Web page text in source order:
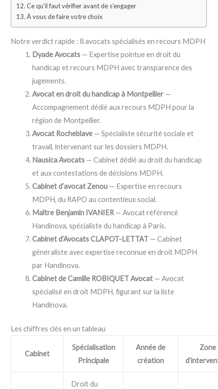
Ce qu’il faut vérifier avant de s’engager
À vous de faire votre choix
Notre verdict rapide : 8 avocats spécialisés en recours MDPH
Dyade Avocats — Expertise pointue en droit du
handicap et recours MDPH avec transparence des
jugements.
Avocat en droit du handicap à Montpellier —
Accompagnement dédié aux recours MDPH pour la
région de Montpellier.
Avocat Rocheblave — Spécialiste sécurité sociale et
travail, intervenant sur les dossiers MDPH.
Nausica Avocats — Cabinet dédié au droit du handicap
et aux contestations de décisions MDPH.
Cabinet d’avocat Zenou — Expertise en recours
MDPH, du RAPO au contentieux social.
Maître Benjamin IVANIER — Avocat référencé
Handinova, spécialiste du handicap à Paris.
Cabinet d’Avocats CLAPOT-LETTAT — Cabinet
généraliste avec expertise reconnue en droit MDPH
par Handinova.
Cabinet de Camille ROBIQUET Avocat — Avocat
spécialisé en droit MDPH, figurant sur la liste
Handinova.
Les chiffres clés en un tableau
Cabinet
Spécialisation
Principale
Année de
création
Zone
Droit du